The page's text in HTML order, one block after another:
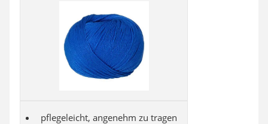
pflegeleicht, angenehm zu tragen